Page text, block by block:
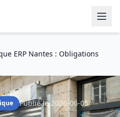
ERP Nantes : Obligations
Publié le2026-06-05